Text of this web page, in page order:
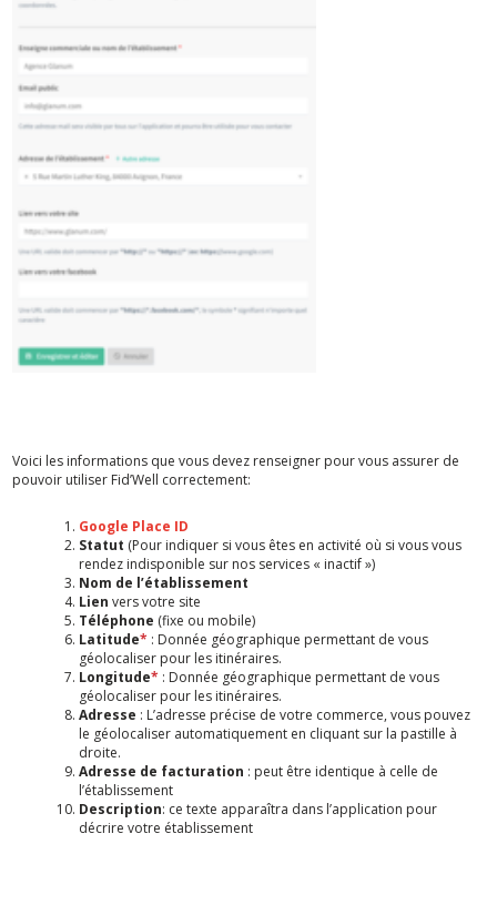
Voici les informations que vous devez renseigner pour vous assurer de
pouvoir utiliser Fid’Well correctement:
Google Place ID
Statut (Pour indiquer si vous êtes en activité où si vous vous
rendez indisponible sur nos services « inactif »)
Nom de l’établissement
Lien vers votre site
Téléphone (fixe ou mobile)
Latitude* : Donnée géographique permettant de vous
géolocaliser pour les itinéraires.
Longitude* : Donnée géographique permettant de vous
géolocaliser pour les itinéraires.
Adresse : L’adresse précise de votre commerce, vous pouvez
le géolocaliser automatiquement en cliquant sur la pastille à
droite.
Adresse de facturation : peut être identique à celle de
l’établissement
Description: ce texte apparaîtra dans l’application pour
décrire votre établissement